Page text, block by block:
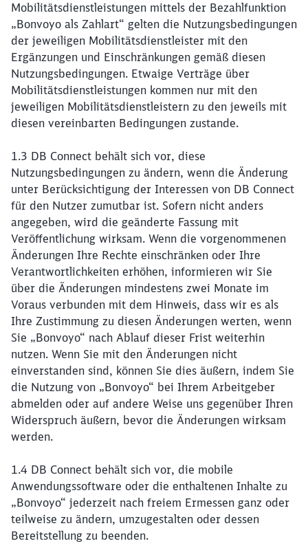
Mobilitätsdienstleistungen mittels der Bezahlfunktion
„Bonvoyo als Zahlart“ gelten die Nutzungsbedingungen
der jeweiligen Mobilitätsdienstleister mit den
Ergänzungen und Einschränkungen gemäß diesen
Nutzungsbedingungen. Etwaige Verträge über
Mobilitätsdienstleistungen kommen nur mit den
jeweiligen Mobilitätsdienstleistern zu den jeweils mit
diesen vereinbarten Bedingungen zustande.
1.3 DB Connect behält sich vor, diese
Nutzungsbedingungen zu ändern, wenn die Änderung
unter Berücksichtigung der Interessen von DB Connect
für den Nutzer zumutbar ist. Sofern nicht anders
angegeben, wird die geänderte Fassung mit
Veröffentlichung wirksam. Wenn die vorgenommenen
Änderungen Ihre Rechte einschränken oder Ihre
Verantwortlichkeiten erhöhen, informieren wir Sie
über die Änderungen mindestens zwei Monate im
Voraus verbunden mit dem Hinweis, dass wir es als
Ihre Zustimmung zu diesen Änderungen werten, wenn
Sie „Bonvoyo“ nach Ablauf dieser Frist weiterhin
nutzen. Wenn Sie mit den Änderungen nicht
einverstanden sind, können Sie dies äußern, indem Sie
die Nutzung von „Bonvoyo“ bei Ihrem Arbeitgeber
abmelden oder auf andere Weise uns gegenüber Ihren
Widerspruch äußern, bevor die Änderungen wirksam
werden.
1.4 DB Connect behält sich vor, die mobile
Anwendungssoftware oder die enthaltenen Inhalte zu
„Bonvoyo“ jederzeit nach freiem Ermessen ganz oder
teilweise zu ändern, umzugestalten oder dessen
Bereitstellung zu beenden.